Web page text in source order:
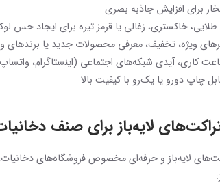
برای افزایش جاذبه بصری
خاکستری، زغالی یا قرمز تیره برای ایجاد
ویژه، تخفیف، معرفی محصولات جدید یا برندهای
کاری، آیدی شبکه‌های اجتماعی (اینستاگرام،
لایه‌باز برای صنف
لایه‌باز و حرفه‌ای مخصوص فروشگاه‌های